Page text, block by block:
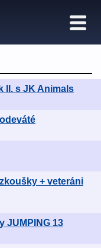
II. s JK Animals
+ veteráni
JUMPING 13